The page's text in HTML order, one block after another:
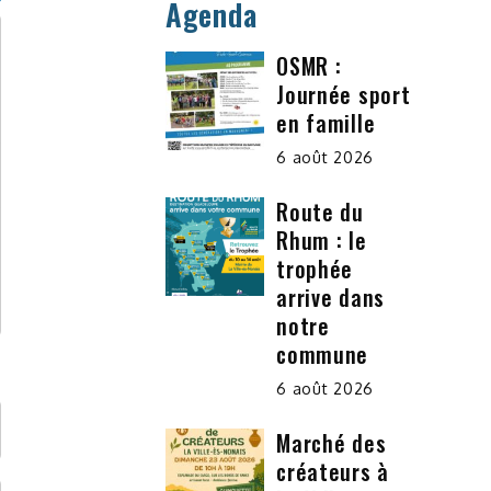
Agenda
OSMR :
Journée sport
en famille
6 août 2026
Route du
Rhum : le
trophée
arrive dans
notre
commune
6 août 2026
Marché des
créateurs à